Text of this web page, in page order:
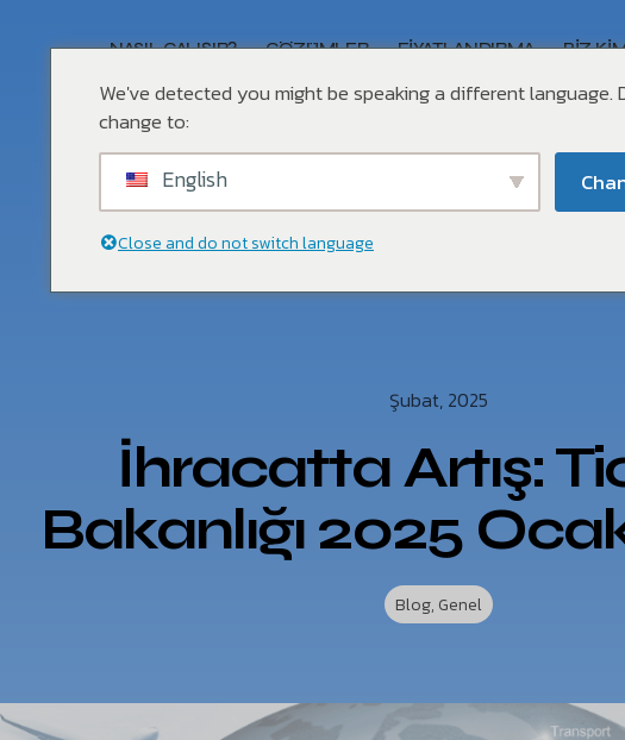
NASIL ÇALIŞIR? ÇÖZÜMLER FIYATLANDIRMA BIZ
Şubat, 2025
İhracatta Artış:
Bakanlığı 2025
Blog, Genel
We've detected you might be speaking a different language.
change to:
English
Close and do not switch language